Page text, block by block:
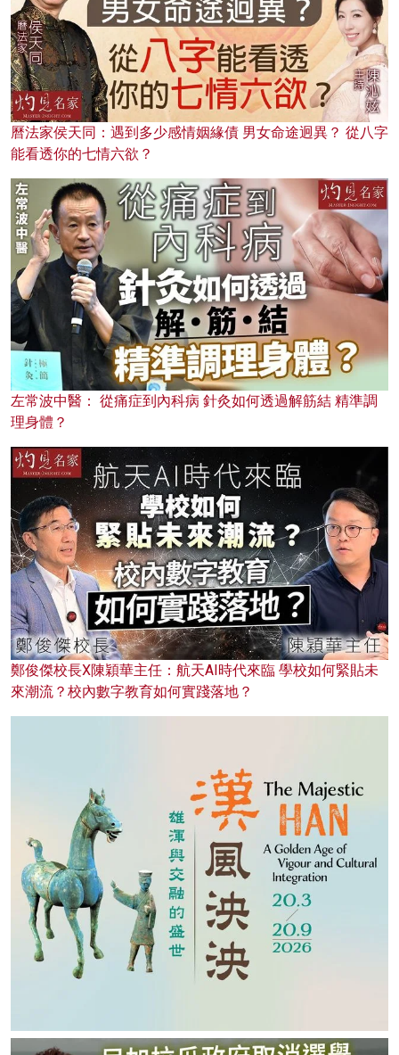
曆法家侯天同：遇到多少感情姻緣債 男女命途迥異？ 從八字
能看透你的七情六欲？
左常波中醫： 從痛症到內科病 針灸如何透過解筋結 精準調
理身體？
鄭俊傑校長X陳穎華主任：航天AI時代來臨 學校如何緊貼未
來潮流？校內數字教育如何實踐落地？